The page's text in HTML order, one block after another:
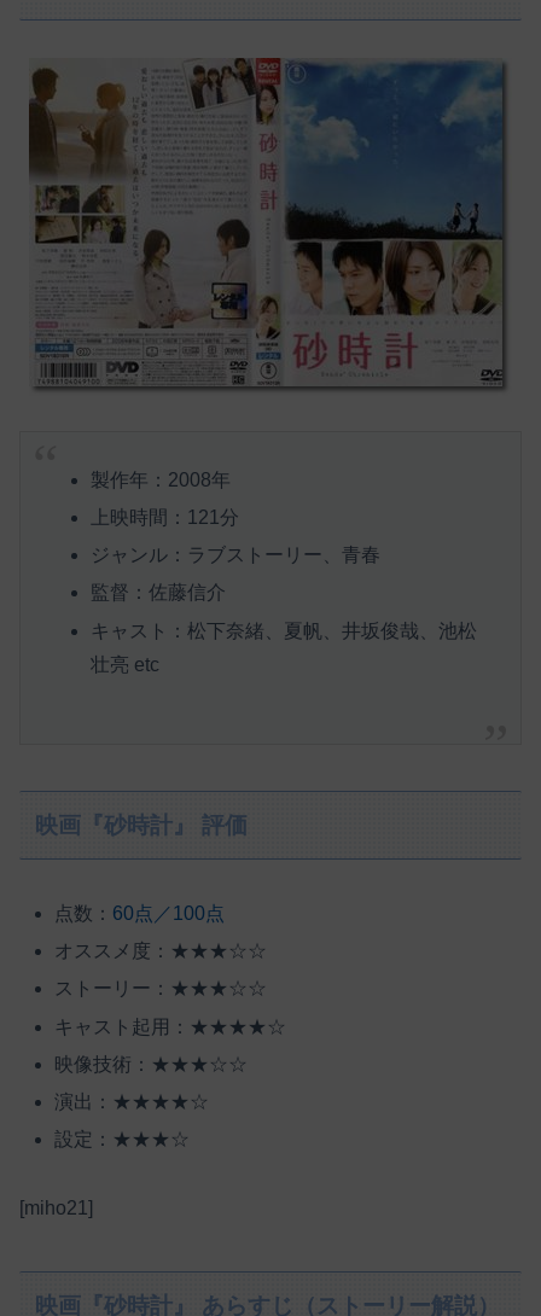
製作年：2008年
上映時間：121分
ジャンル：ラブストーリー、青春
監督：佐藤信介
キャスト：松下奈緒、夏帆、井坂俊哉、池松
壮亮 etc
映画『砂時計』 評価
点数： 60点／100点
オススメ度：★★★☆☆
ストーリー：★★★☆☆
キャスト起用：★★★★☆
映像技術：★★★☆☆
演出：★★★★☆
設定：★★★☆
[miho21]
映画『砂時計』 あらすじ（ストーリー解説）